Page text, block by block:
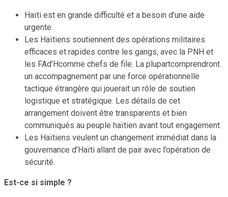
Haïti est en grande difficulté et a besoin d’une aide
urgente.
Les Haïtiens soutiennent des opérations militaires
efficaces et rapides contre les gangs, avec la PNH et
les FAd’Hcomme chefs de file. La plupartcomprendront
un accompagnement par une force opérationnelle
tactique étrangère qui jouerait un rôle de soutien
logistique et stratégique. Les détails de cet
arrangement doivent être transparents et bien
communiqués au peuple haïtien avant tout engagement.
Les Haïtiens veulent un changement immédiat dans la
gouvernance d’Haïti allant de pair avec l’opération de
sécurité.
Est-ce si simple ?